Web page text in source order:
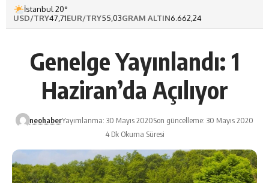
İstanbul 20°
USD/TRY47,71EUR/TRY55,03GRAM ALTIN6.662,24
Genelge Yayınlandı: 1
Haziran’da Açılıyor
neohaberYayımlanma: 30 Mayıs 2020Son güncelleme: 30 Mayıs 2020
4 Dk Okuma Süresi